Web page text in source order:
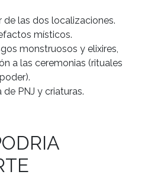
las dos localizaciones.
místicos.
monstruosos y elixires,
a las ceremonias (rituales
PNJ y criaturas.